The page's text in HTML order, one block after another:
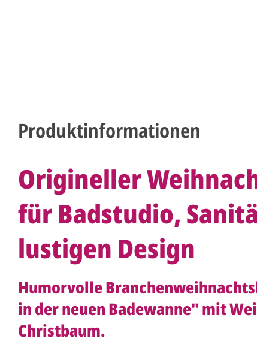
Produktinformationen
Origineller
für Badstudio,
lustigen Design
Humorvolle
in der neuen Badewanne" mit
Christbaum.